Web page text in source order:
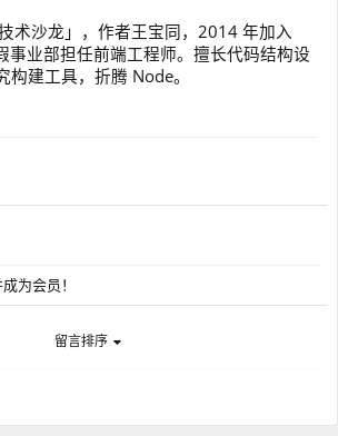
术沙龙」，作者王宝同，2014 年加入
事业部担任前端工程师。擅长代码结构设
建工具，折腾 Node。
为会员！
留言排序